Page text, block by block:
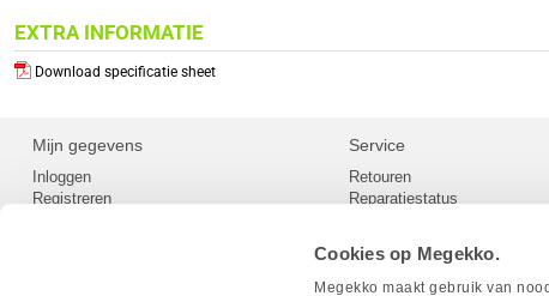
Cookies op Megekko.
Megekko maakt gebruik van
EXTRA INFORMATIE
Download specificatie sheet
Mijn gegevens
Inloggen
Registreren
Service
Retouren
Reparatiestatus
Herroepingsrecht
Betaalmethoden